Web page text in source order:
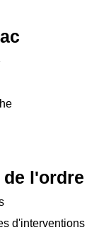
de l'ordre
d'interventions